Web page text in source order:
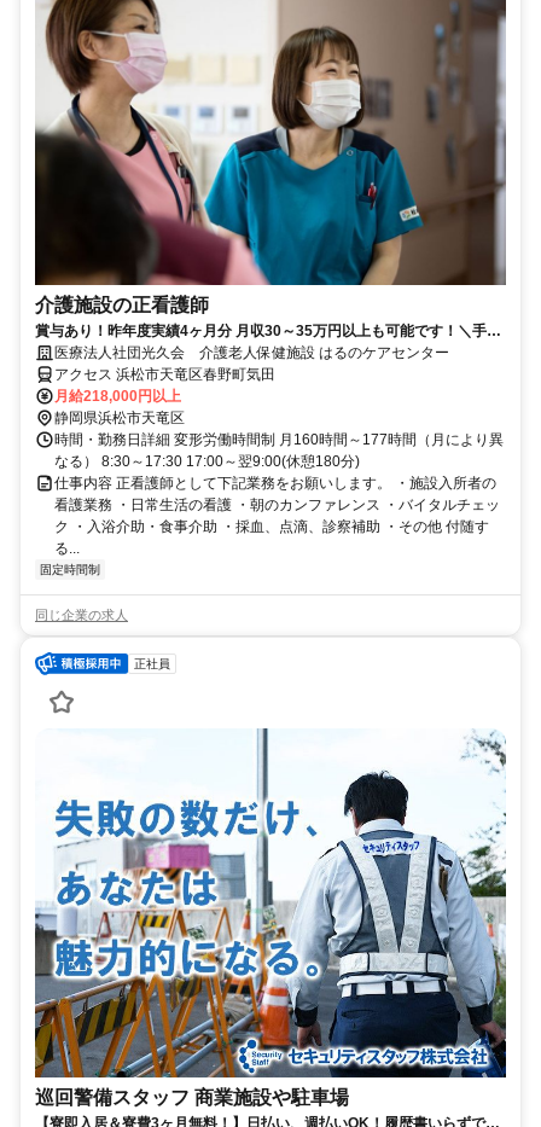
介護施設の正看護師
賞与あり！昨年度実績4ヶ月分 月収30～35万円以上も可能です！＼手当
充実＆あたたかい職場環境／
医療法人社団光久会 介護老人保健施設 はるのケアセンター
アクセス 浜松市天竜区春野町気田
月給218,000円以上
静岡県浜松市天竜区
時間・勤務日詳細 変形労働時間制 月160時間～177時間（月により異
なる） 8:30～17:30 17:00～翌9:00(休憩180分)
仕事内容 正看護師として下記業務をお願いします。 ・施設入所者の
看護業務 ・日常生活の看護 ・朝のカンファレンス ・バイタルチェッ
ク ・入浴介助・食事介助 ・採血、点滴、診察補助 ・その他 付随す
る...
固定時間制
同じ企業の求人
正社員
巡回警備スタッフ 商業施設や駐車場
【寮即入居＆寮費3ヶ月無料！】日払い、週払いOK！履歴書いらずで採